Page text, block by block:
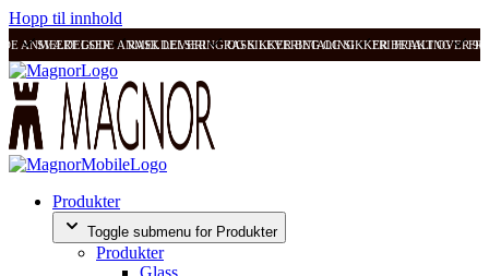
Hopp til innhold
ANMELDELSER RASK LEVERING OG SIKKER BETALING FRI FRAKT OVER
SVÆRT GODE ANMELDELSER RASK LEVERING OG SIKKER BETALING
Produkter
Toggle submenu for Produkter
Produkter
Glass